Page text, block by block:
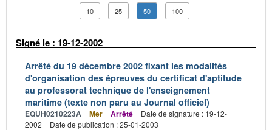
10 25 50 100
Signé le : 19-12-2002
Arrêté du 19 décembre 2002 fixant les modalités
d'organisation des épreuves du certificat d'aptitude
au professorat technique de l'enseignement
maritime (texte non paru au Journal officiel)
EQUH0210223A Mer Arrêté
Date de signature : 19-12-
2002
Date de publication : 25-01-2003